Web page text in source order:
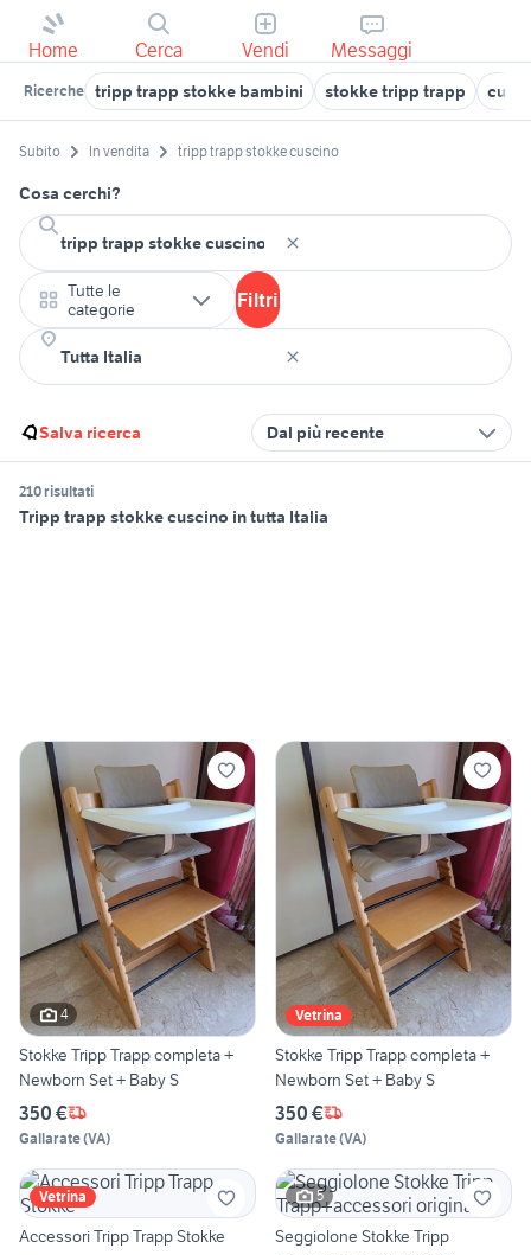
Home Cerca Vendi Messaggi
Ricerche tripp trapp stokke bambini stokke tripp trapp
Subito In vendita tripp trapp stokke cuscino
Cosa cerchi?
Tutte le
categorie
Filtri
Salva ricerca Dal più recente
210 risultati
Tripp trapp stokke cuscino in tutta Italia
4
Stokke Tripp Trapp completa +
Newborn Set + Baby S
350 €
Gallarate(VA)
Vetrina
Stokke Tripp Trapp completa +
Newborn Set + Baby S
350 €
Gallarate(VA)
Vetrina
Accessori Tripp Trapp Stokke
5
Seggiolone Stokke Tripp